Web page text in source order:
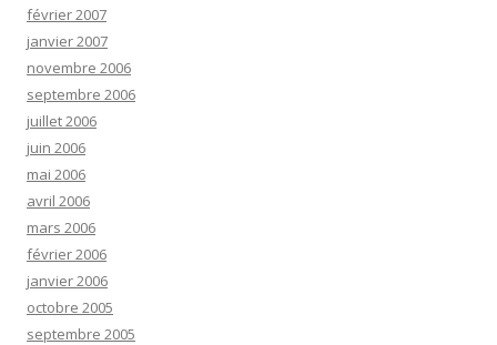
février 2007
janvier 2007
novembre 2006
septembre 2006
juillet 2006
juin 2006
mai 2006
avril 2006
mars 2006
février 2006
janvier 2006
octobre 2005
septembre 2005